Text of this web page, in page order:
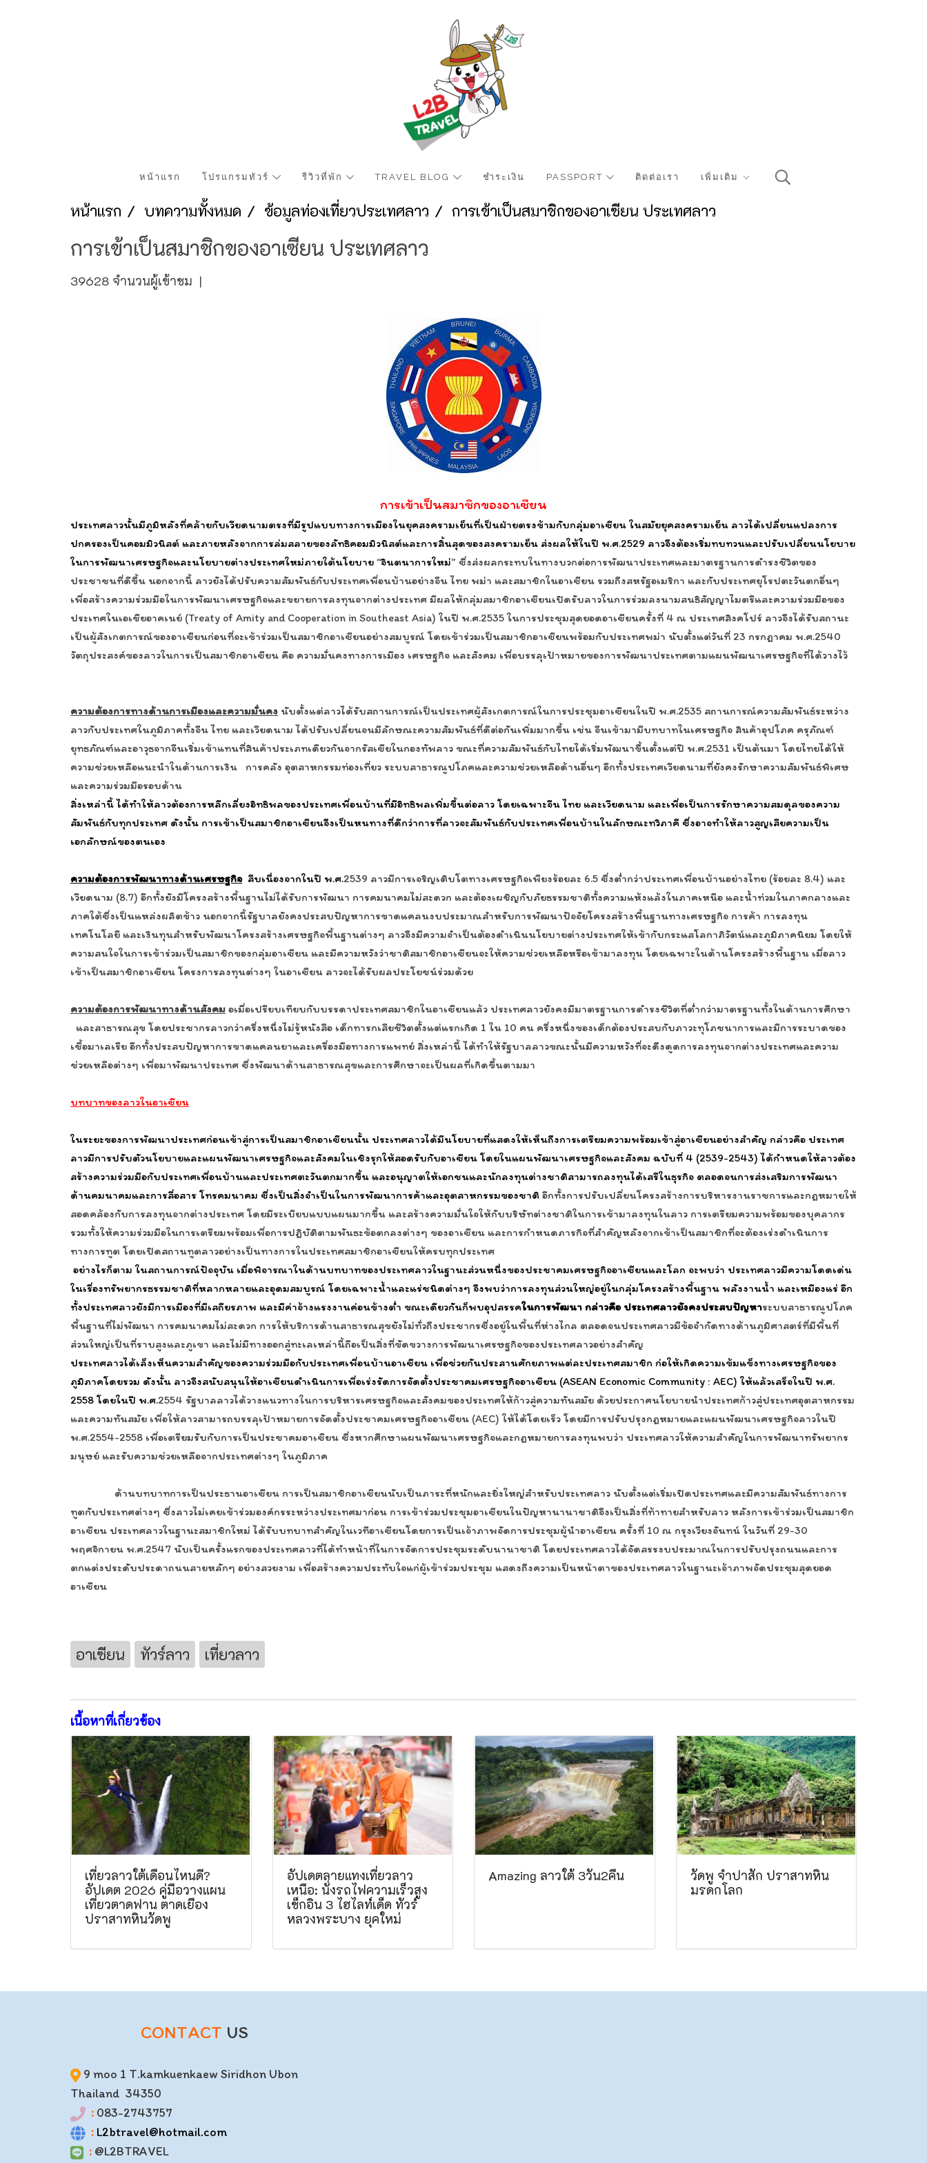
หน้าแรก โปรแกรมทัวร์ รีวิวที่พัก TRAVEL BLOG ชำระเงิน PASSPORT ติดต่อเรา เพิ่มเติม
หน้าแรก บทความทั้งหมด ข้อมูลท่องเที่ยวประเทศลาว การเข้าเป็นสมาชิกของอาเซียน ประเทศลาว
การเข้าเป็นสมาชิกของอาเซียน ประเทศลาว
39628 จำนวนผู้เข้าชม |
การเข้าเป็นสมาชิกของอาเซียน
ประเทศลาวนั้นมีภูมิหลังที่คล้ายกับเวียดนามตรงที่มีรูปแบบทางการเมืองในยุคสงครามเย็นที่เป็นฝ่ายตรงข้ามกับกลุ่มอาเซียน ในสมัยยุคสงครามเย็น ลาวได้เปลี่ยนแปลงการ
ปกครองเป็นคอมมิวนิสต์ และภายหลังจากการล่มสลายของลัทธิคอมมิวนิสต์และการสิ้นสุดของสงครามเย็น ส่งผลให้ในปี พ.ศ.2529 ลาวจึงต้องเริ่มทบทวนและปรับเปลี่ยนนโยบาย
ในการพัฒนาเศรษฐกิจและนโยบายต่างประเทศใหม่ภายใต้นโยบาย “จินตนาการใหม่” ซึ่งส่งผลกระทบในทางบวกต่อการพัฒนาประเทศและมาตรฐานการดำรงชีวิตของ
ประชาชนที่ดีขึ้น นอกจากนี้ ลาวยังได้ปรับความสัมพันธ์กับประเทศเพื่อนบ้านอย่างจีน ไทย พม่า และสมาชิกในอาเซียน รวมถึงสหรัฐอเมริกา และกับประเทศยุโรปตะวันตกอื่นๆ
เพื่อสร้างความร่วมมือในการพัฒนาเศรษฐกิจและขยายการลงทุนจากต่างประเทศ มีผลให้กลุ่มสมาชิกอาเซียนเปิดรับลาวในการร่วมลงนามสนธิสัญญาไมตรีและความร่วมมือของ
ประเทศในเอเชียอาคเนย์ (Treaty of Amity and Cooperation in Southeast Asia) ในปี พ.ศ.2535 ในการประชุมสุดยอดอาเซียนครั้งที่ 4 ณ ประเทศสิงคโปร์ ลาวจึงได้รับสถานะ
เป็นผู้สังเกตการณ์ของอาเซียนก่อนที่จะเข้าร่วมเป็นสมาชิกอาเซียนอย่างสมบูรณ์ โดยเข้าร่วมเป็นสมาชิกอาเซียนพร้อมกับประเทศพม่า นับตั้งแต่วันที่ 23 กรกฎาคม พ.ศ.2540
วัตถุประสงค์ของลาวในการเป็นสมาชิกอาเซียน คือ ความมั่นคงทางการเมือง เศรษฐกิจ และสังคม เพื่อบรรลุเป้าหมายของการพัฒนาประเทศตามแผนพัฒนาเศรษฐกิจที่ได้วางไว้
ความต้องการทางด้านการเมืองและความมั่นคง นับตั้งแต่ลาวได้รับสถานการณ์เป็นประเทศผู้สังเกตการณ์ในการประชุมอาเซียนในปี พ.ศ.2535 สถานการณ์ความสัมพันธ์ระหว่าง
ลาวกับประเทศในภูมิภาคทั้งจีน ไทย และเวียดนาม ได้ปรับเปลี่ยนจนมีลักษณะความสัมพันธ์ที่ดีต่อกันเพิ่มมากขึ้น เช่น จีนเข้ามามีบทบาทในเศรษฐกิจ สินค้าอุปโภค ครุภัณฑ์
ยุทธภัณฑ์และอาวุธจากจีนเริ่มเข้าแทนที่สินค้าประเภทเดียวกันจากรัสเซียในกองทัพลาว ขณะที่ความสัมพันธ์กับไทยได้เริ่มพัฒนาขึ้นตั้งแต่ปี พ.ศ.2531 เป็นต้นมา โดยไทยได้ให้
ความช่วยเหลือแนะนำในด้านการเงิน การคลัง อุตสาหกรรมท่องเที่ยว ระบบสาธารณูปโภคและความช่วยเหลือด้านอื่นๆ อีกทั้งประเทศเวียดนามที่ยังคงรักษาความสัมพันธ์พิเศษ
และความร่วมมือรอบด้าน
สิ่งเหล่านี้ ได้ทำให้ลาวต้องการหลีกเลี่ยงอิทธิพลของประเทศเพื่อนบ้านที่มีอิทธิพลเพิ่มขึ้นต่อลาว โดยเฉพาะจีน ไทย และเวียดนาม และเพื่อเป็นการรักษาความสมดุลของความ
สัมพันธ์กับทุกประเทศ ดังนั้น การเข้าเป็นสมาชิกอาเซียนจึงเป็นหนทางที่ดีกว่าการที่ลาวจะสัมพันธ์กับประเทศเพื่อนบ้านในลักษณะทวิภาคี ซึ่งอาจทำให้ลาวสูญเสียความเป็น
เอกลักษณ์ของตนเอง
ความต้องการพัฒนาทางด้านเศรษฐกิจสืบเนื่องจากในปี พ.ศ.2539 ลาวมีการเจริญเติบโตทางเศรษฐกิจเพียงร้อยละ 6.5 ซึ่งต่ำกว่าประเทศเพื่อนบ้านอย่างไทย (ร้อยละ 8.4) และ
เวียดนาม (8.7) อีกทั้งยังมีโครงสร้างพื้นฐานไม่ได้รับการพัฒนา การคมนาคมไม่สะดวก และต้องเผชิญกับภัยธรรมชาติทั้งความแห้งแล้งในภาคเหนือ และน้ำท่วมในภาคกลางและ
ภาคใต้ซึ่งเป็นแหล่งผลิตข้าว นอกจากนี้รัฐบาลยังคงประสบปัญหาการขาดแคลนงบประมาณสำหรับการพัฒนาปัจจัยโครงสร้างพื้นฐานทางเศรษฐกิจ การค้า การลงทุน
เทคโนโลยี และเงินทุนสำหรับพัฒนาโครงสร้างเศรษฐกิจพื้นฐานต่างๆ ลาวจึงมีความจำเป็นต้องดำเนินนโยบายต่างประเทศให้เข้ากับกระแสโลกาภิวัตน์และภูมิภาคนิยม โดยให้
ความสนใจในการเข้าร่วมเป็นสมาชิกของกลุ่มอาเซียน และมีความหวังว่าชาติสมาชิกอาเซียนจะให้ความช่วยเหลือหรือเข้ามาลงทุน โดยเฉพาะในด้านโครงสร้างพื้นฐาน เมื่อลาว
เข้าเป็นสมาชิกอาเซียน โครงการลงทุนต่างๆ ในอาเซียน ลาวจะได้รับผลประโยชน์ร่วมด้วย
ความต้องการพัฒนาทางด้านสังคม อเมื่อเปรียบเทียบกับบรรดาประเทศสมาชิกในอาเซียนแล้ว ประเทศลาวยังคงมีมาตรฐานการดำรงชีวิตที่ต่ำกว่ามาตรฐานทั้งในด้านการศึกษา
และสาธารณสุข โดยประชากรลาวกว่าครึ่งหนึ่งไม่รู้หนังสือ เด็กทารกเสียชีวิตตั้งแต่แรกเกิด 1 ใน 10 คน ครึ่งหนึ่งของเด็กต้องประสบกับภาวะทุโภชนาการและมีการระบาดของ
เชื้อมาเลเรีย อีกทั้งประสบปัญหาการขาดแคลนยาและเครื่องมือทางการแพทย์ สิ่งเหล่านี้ ได้ทำให้รัฐบาลลาวขณะนั้นมีความหวังที่จะดึงดูดการลงทุนจากต่างประเทศและความ
ช่วยเหลือต่างๆ เพื่อมาพัฒนาประเทศ ซึ่งพัฒนาด้านสาธารณสุขและการศึกษาจะเป็นผลที่เกิดขึ้นตามมา
บทบาทของลาวในอาเซียน
ในระยะของการพัฒนาประเทศก่อนเข้าสู่การเป็นสมาชิกอาเซียนนั้น ประเทศลาวได้มีนโยบายที่แสดงให้เห็นถึงการเตรียมความพร้อมเข้าสู่อาเซียนอย่างสำคัญ กล่าวคือ ประเทศ
ลาวมีการปรับตัวนโยบายและแผนพัฒนาเศรษฐกิจและสังคมในเชิงรุกให้สอดรับกับอาเซียน โดยในแผนพัฒนาเศรษฐกิจและสังคม ฉบับที่ 4 (2539-2543) ได้กำหนดให้ลาวต้อง
สร้างความร่วมมือกับประเทศเพื่อนบ้านและประเทศตะวันตกมากขึ้น และอนุญาตให้เอกชนและนักลงทุนต่างชาติสามารถลงทุนได้เสรีในธุรกิจ ตลอดจนการส่งเสริมการพัฒนา
ด้านคมนาคมและการสื่อสาร โทรคมนาคม ซึ่งเป็นสิ่งจำเป็นในการพัฒนาการค้าและอุตสาหกรรมของชาติ อีกทั้งการปรับเปลี่ยนโครงสร้างการบริหารงานราชการและกฎหมายให้
สอดคล้องกับการลงทุนจากต่างประเทศ โดยมีระเบียบแบบแผนมากขึ้น และสร้างความมั่นใจให้กับบริษัทต่างชาติในการเข้ามาลงทุนในลาว การเตรียมความพร้อมของบุคลากร
รวมทั้งให้ความร่วมมือในการเตรียมพร้อมเพื่อการปฏิบัติตามพันธะข้อตกลงต่างๆ ของอาเซียน และการกำหนดภารกิจที่สำคัญหลังจากเข้าเป็นสมาชิกที่จะต้องเร่งดำเนินการ
ทางการทูต โดยเปิดสถานทูตลาวอย่างเป็นทางการในประเทศสมาชิกอาเซียนให้ครบทุกประเทศ
อย่างไรก็ตาม ในสถานการณ์ปัจจุบัน เมื่อพิจารณาในด้านบทบาทของประเทศลาวในฐานะส่วนหนึ่งของประชาคมเศรษฐกิจอาเซียนและโลก จะพบว่า ประเทศลาวมีความโดดเด่น
ในเรื่องทรัพยากรธรรมชาติที่หลากหลายและอุดมสมบูรณ์ โดยเฉพาะน้ำและแร่ชนิดต่างๆ จึงพบว่าการลงทุนส่วนใหญ่อยู่ในกลุ่มโครงสร้างพื้นฐาน พลังงานน้ำ และเหมืองแร่ อีก
ทั้งประเทศลาวยังมีการเมืองที่มีเสถียรภาพ และมีค่าจ้างแรงงานค่อนข้างต่ำ ขณะเดียวกันก็พบอุปสรรคในการพัฒนา กล่าวคือ ประเทศลาวยังคงประสบปัญหาระบบสาธารณูปโภค
พื้นฐานที่ไม่พัฒนา การคมนาคมไม่สะดวก การให้บริการด้านสาธารณสุขยังไม่ทั่วถึงประชากรซึ่งอยู่ในพื้นที่ห่างไกล ตลอดจนประเทศลาวมีข้อจำกัดทางด้านภูมิศาสตร์ที่มีพื้นที่
ส่วนใหญ่เป็นที่ราบสูงและภูเขา และไม่มีทางออกสู่ทะเลเหล่านี้ถือเป็นสิ่งที่ขัดขวางการพัฒนาเศรษฐกิจของประเทศลาวอย่างสำคัญ
ประเทศลาวได้เล็งเห็นความสำคัญของความร่วมมือกับประเทศเพื่อนบ้านอาเซียน เพื่อช่วยกันประสานศักยภาพแต่ละประเทศสมาชิก ก่อให้เกิดความเข้มแข็งทางเศรษฐกิจของ
ภูมิภาคโดยรวม ดังนั้น ลาวจึงสนับสนุนให้อาเซียนดำเนินการเพื่อเร่งรัดการจัดตั้งประชาคมเศรษฐกิจอาเซียน (ASEAN Economic Community : AEC) ให้แล้วเสร็จในปี พ.ศ.
2558 โดยในปี พ.ศ.2554 รัฐบาลลาวได้วางแนวทางในการบริหารเศรษฐกิจและสังคมของประเทศให้ก้าวสู่ความทันสมัย ด้วยประกาศนโยบายนำประเทศก้าวสู่ประเทศอุตสาหกรรม
และความทันสมัย เพื่อให้ลาวสามารถบรรลุเป้าหมายการจัดตั้งประชาคมเศรษฐกิจอาเซียน (AEC) ให้ได้โดยเร็ว โดยมีการปรับปรุงกฎหมายและแผนพัฒนาเศรษฐกิจลาวในปี
พ.ศ.2554-2558 เพื่อเตรียมรับกับการเป็นประชาคมอาเซียน ซึ่งหากศึกษาแผนพัฒนาเศรษฐกิจและกฎหมายการลงทุนพบว่า ประเทศลาวให้ความสำคัญในการพัฒนาทรัพยากร
มนุษย์ และรับความช่วยเหลือจากประเทศต่างๆ ในภูมิภาค
ด้านบทบาทการเป็นประธานอาเซียน การเป็นสมาชิกอาเซียนนับเป็นภาระที่หนักและยิ่งใหญ่สำหรับประเทศลาว นับตั้งแต่เริ่มเปิดประเทศและมีความสัมพันธ์ทางการ
ทูตกับประเทศต่างๆ ซึ่งลาวไม่เคยเข้าร่วมองค์กรระหว่างประเทศมาก่อน การเข้าร่วมประชุมอาเซียนในปัญหานานาชาติจึงเป็นสิ่งที่ท้าทายสำหรับลาว หลังการเข้าร่วมเป็นสมาชิก
อาเซียน ประเทศลาวในฐานะสมาชิกใหม่ ได้รับบทบาทสำคัญในเวทีอาเซียนโดยการเป็นเจ้าภาพจัดการประชุมผู้นำอาเซียน ครั้งที่ 10 ณ กรุงเวียงจันทน์ ในวันที่ 29-30
พฤศจิกายน พ.ศ.2547 นับเป็นครั้งแรกของประเทศลาวที่ได้ทำหน้าที่ในการจัดการประชุมระดับนานาชาติ โดยประเทศลาวได้จัดสรรงบประมาณในการปรับปรุงถนนและการ
ตกแต่งประดับประดาถนนสายหลักๆ อย่างสวยงาม เพื่อสร้างความประทับใจแก่ผู้เข้าร่วมประชุม แสดงถึงความเป็นหน้าตาของประเทศลาวในฐานะเจ้าภาพจัดประชุมสุดยอด
อาเซียน
อาเซียน ทัวร์ลาว เที่ยวลาว
เนื้อหาที่เกี่ยวข้อง
เที่ยวลาวใต้เดือนไหนดี?
อัปเดต 2026 คู่มือวางแผน
เที่ยวตาดฟาน ตาดเยือง
ปราสาทหินวัดพู
อัปเดตลายแทงเที่ยวลาว
เหนือ: นั่งรถไฟความเร็วสูง
เช็กอิน 3 ไฮไลท์เด็ด ทัวร์
หลวงพระบาง ยุคใหม่
Amazing ลาวใต้ 3วัน2คืน
วัดพู จำปาสัก ปราสาทหิน
มรดกโลก
CONTACT US
9 moo 1 T.kamkuenkaew Siridhon Ubon
Thailand 34350
: 083-2743757
: L2btravel@hotmail.com
: @L2BTRAVEL